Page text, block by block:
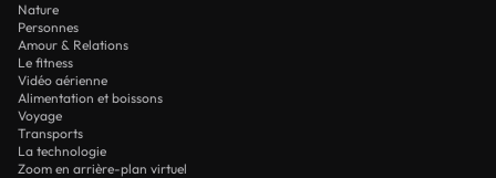
Nature
Personnes
Amour & Relations
Le fitness
Vidéo aérienne
Alimentation et boissons
Voyage
Transports
La technologie
Zoom en arrière-plan virtuel